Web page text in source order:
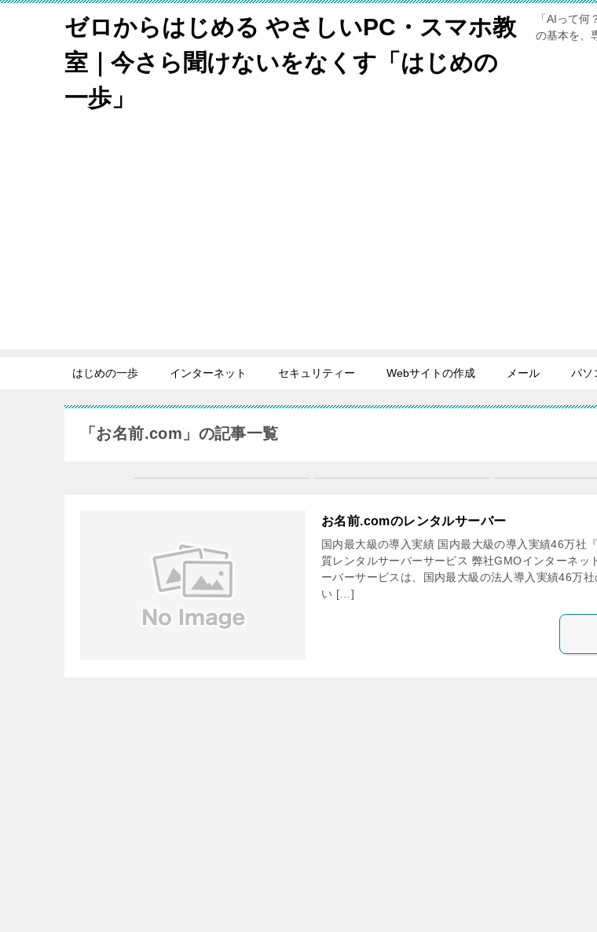
ゼロからはじめる やさしいPC・スマホ教
室｜今さら聞けないをなくす「はじめの
一歩」
「AIって
の基本を、
はじめの一歩 インターネット セキュリティー Webサイトの作成 メール パソ
「お名前.com」の記事一覧
お名前.comのレンタルサーバー
国内最大級の導入実績 国内最大級の導入実績46万社
質レンタルサーバーサービス 弊社GMOインターネッ
ーバーサービスは、国内最大級の法人導入実績46万
い […]